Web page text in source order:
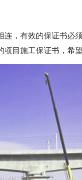
，有效的保证书必
目施工保证书，希